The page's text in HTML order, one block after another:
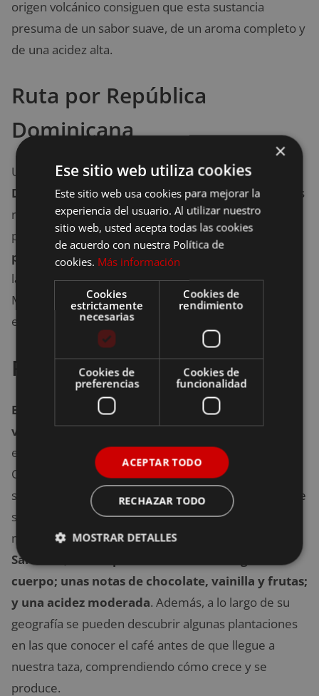
origen volcánico consiguen que esta sustancia
presuma de un sabor suave, de un aroma completo y
de una acidez alta.
Ruta por República
Dominicana
Una de l as mayores riquezas de la República
Dominicana es el café. En este país existen diversas
rutas en las que se puede observar el cultivo de este
producto. También es posiblevisualizar el
procesamiento de los granos de café
las provincias más destacadas en este caso son
Monseñor Nouel y Hermanas Mirabal. Sin embargo,
el lugar más visitado suele ser Barahona.
Ruta por El Salvador
En El Salvador se pueden encontrar diversas
variedades de café arábigo. Entre ellas se
encuentran las siguientes: Pacas, Bourbon, Tekisic,
Catisic, Pacamara y Cuzcatleco. Teniendo en cuenta
su método artesanal de producción; sus semillas, que
se encuentran entre los seiscientos y mil seiscientos
metros de altitud; y los suelos volcánicos,
Salvador, el café presume de tener un gran
cuerpo; unas notas de chocolate, vainilla y frutas;
y una acidez moderada. Además, a lo largo de su
geografía se pueden descubrir algunas plantaciones
en las que conocer el café antes de que llegue a
nuestra taza, comprendiendo cómo crece y se
produce.
×
Ese sitio web utiliza cookies
Este sitio web usa cookies para mejorar la
experiencia del usuario. Al utilizar nuestro
sitio web, usted acepta todas las cookies
de acuerdo con nuestra Política de
cookies. Más información
Cookies
estrictamente
necesarias
Cookies de
rendimiento
Cookies de
preferencias
Cookies de
funcionalidad
ACEPTAR TODO
RECHAZAR TODO
MOSTRAR DETALLES